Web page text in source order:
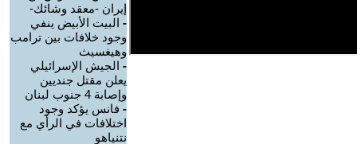
إيران -معقد وشائك-
- البيت الأبيض ينفي
وجود خلافات بين ترامب
وهيغسيث
- الجيش الإسرائيلي
يعلن مقتل جنديين
وإصابة 4 جنوب لبنان
- فانس يؤكد وجود
اختلافات في الرأي مع
نتنياهو